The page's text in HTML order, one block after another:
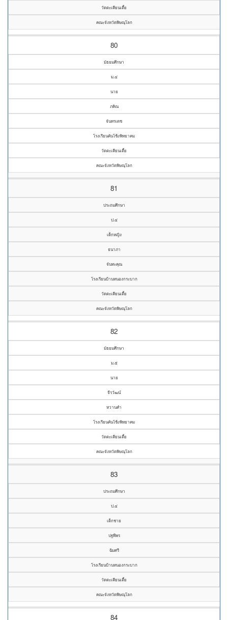
วัดตะเคียนเตี้ย
คณะจังหวัดพิษณุโลก
80
มัธยมศึกษา
ม.๔
นาย
ภคิณ
จันทรเดช
โรงเรียนคันโช้งพิทยาคม
วัดตะเคียนเตี้ย
คณะจังหวัดพิษณุโลก
81
ประถมศึกษา
ป.๔
เด็กหญิง
ธนาภา
จันทะคุณ
โรงเรียนบ้านหนองกระบาก
วัดตะเคียนเตี้ย
คณะจังหวัดพิษณุโลก
82
มัธยมศึกษา
ม.๕
นาย
จีรวัฒน์
หวานคำ
โรงเรียนคันโช้งพิทยาคม
วัดตะเคียนเตี้ย
คณะจังหวัดพิษณุโลก
83
ประถมศึกษา
ป.๔
เด็กชาย
ปฐพีพร
ฉิมศรี
โรงเรียนบ้านหนองกระบาก
วัดตะเคียนเตี้ย
คณะจังหวัดพิษณุโลก
84